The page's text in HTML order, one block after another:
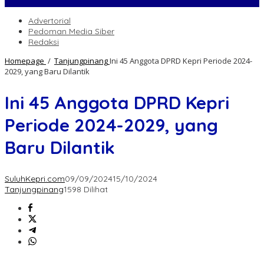
Advertorial
Pedoman Media Siber
Redaksi
Homepage / TanjungpinangIni 45 Anggota DPRD Kepri Periode 2024-
2029, yang Baru Dilantik
Ini 45 Anggota DPRD Kepri
Periode 2024-2029, yang
Baru Dilantik
SuluhKepri.com09/09/202415/10/2024
Tanjungpinang1598 Dilihat